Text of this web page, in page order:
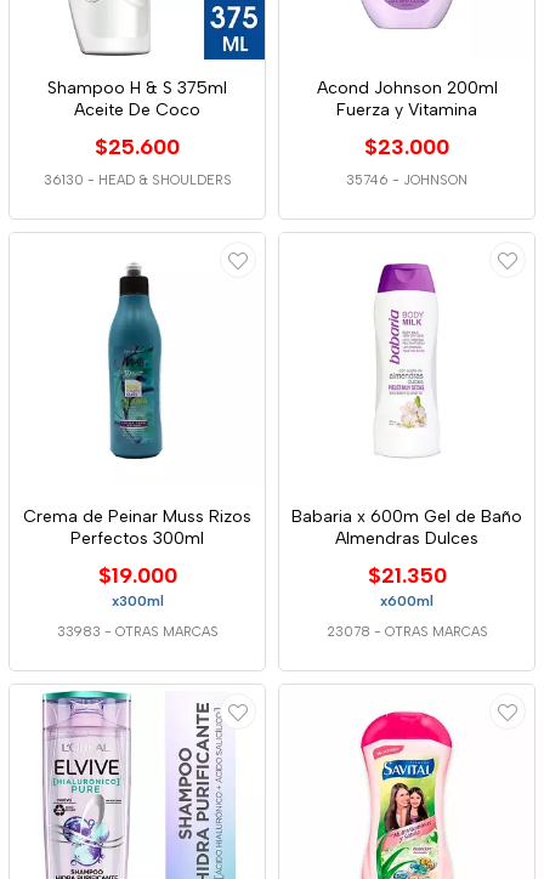
Shampoo H & S 375ml
Aceite De Coco
$25.600
36130 - HEAD & SHOULDERS
Acond Johnson 200ml
Fuerza y Vitamina
$23.000
35746 - JOHNSON
Crema de Peinar Muss Rizos
Perfectos 300ml
$19.000
x300ml
33983 - OTRAS MARCAS
Babaria x 600m Gel de Baño
Almendras Dulces
$21.350
x600ml
23078 - OTRAS MARCAS